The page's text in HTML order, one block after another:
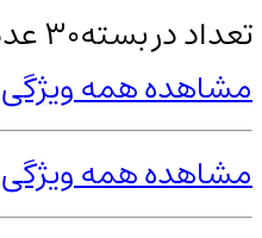
تعداد در بسته30 عدد
مشاهده همه
مشاهده همه